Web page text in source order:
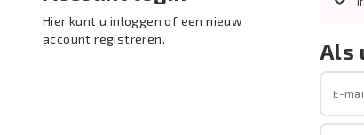
Als
E-
Hier kunt u inloggen of een nieuw
account registreren.